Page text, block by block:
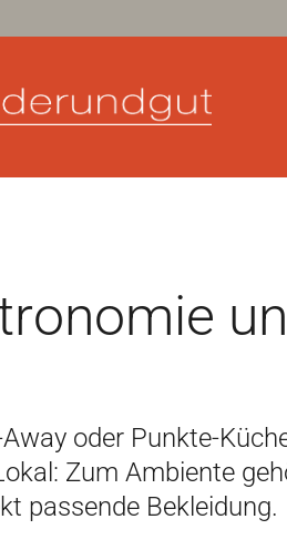
Away oder Punkte-
Zum Ambiente
passende Bekleidung.